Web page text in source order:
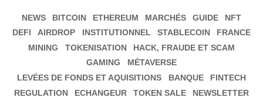
NEWS BITCOIN ETHEREUM MARCHÉS GUIDE
NFT
DEFI
AIRDROP INSTITUTIONNEL STABLECOIN
FRANCE
MINING
TOKENISATION
HACK, FRAUDE ET SCAM
GAMING
MÉTAVERSE
LEVÉES DE FONDS ET AQUISITIONS
BANQUE
FINTECH
REGULATION
ECHANGEUR TOKEN SALE
NEWSLETTER